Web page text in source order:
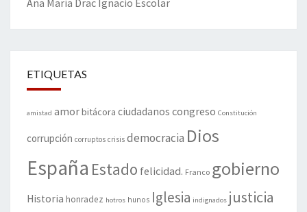
Ana María Drac Ignacio Escolar
ETIQUETAS
amistad amorbitácora ciudadanos congreso Constitución
corrupción corruptos crisis democracia Dios
España Estado felicidad. Franco gobierno
Historia honradez hotros hunos Iglesia indignados justicia